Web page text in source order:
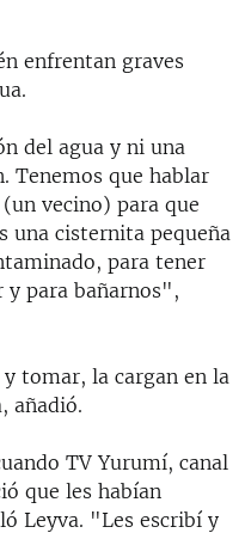
enfrentan graves
del agua y ni una
Tenemos que hablar
vecino) para que
una cisternita pequeña
para tener
y para bañarnos",
tomar, la cargan en la
añadió.
TV Yurumí, canal
que les habían
Leyva. "Les escribí y